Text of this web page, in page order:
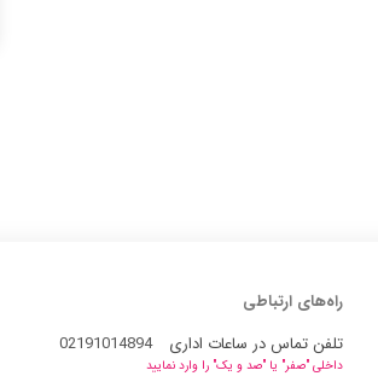
راه‌های ارتباطی
تلفن تماس در ساعات اداری
02191014894
داخلی "صفر" یا "صد و یک" را وارد نمایید